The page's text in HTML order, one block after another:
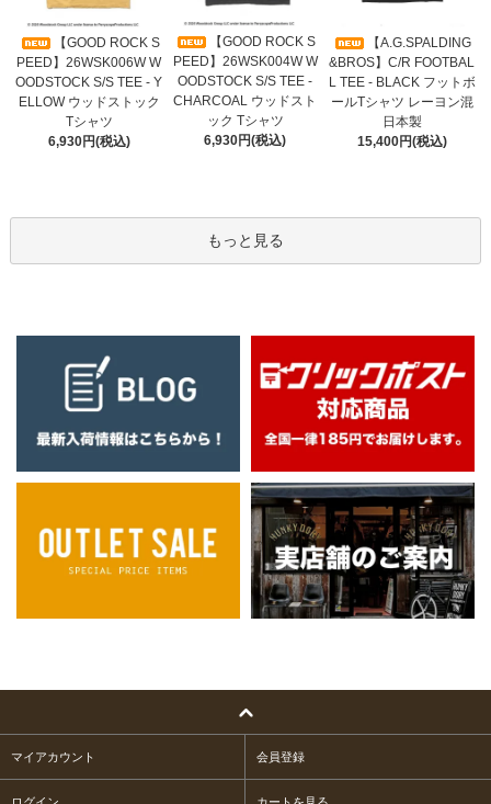
【GOOD ROCK S
PEED】26WSK006W W
OODSTOCK S/S TEE - Y
ELLOW ウッドストック
Tシャツ
6,930円(税込)
【GOOD ROCK S
PEED】26WSK004W W
OODSTOCK S/S TEE -
CHARCOAL ウッドスト
ック Tシャツ
6,930円(税込)
【A.G.SPALDING
&BROS】C/R FOOTBAL
L TEE - BLACK フットボ
ールTシャツ レーヨン混
日本製
15,400円(税込)
もっと見る
マイアカウント 会員登録